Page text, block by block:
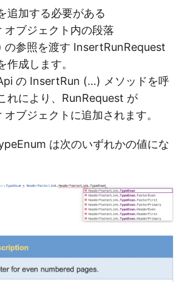
追加する必要がある
ブジェクト内の段落
参照を渡す InsertRunRequest
作成します。
の InsertRun (…) メソッドを呼
れにより、RunRequest が
ブジェクトに追加されます。
は次のいずれかの値にな